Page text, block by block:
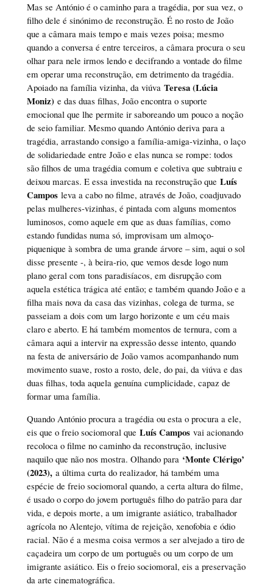
Mas se António é o caminho para a tragédia, por sua vez, o
filho dele é sinónimo de reconstrução. É no rosto de João
que a câmara mais tempo e mais vezes poisa; mesmo
quando a conversa é entre terceiros, a câmara procura o seu
olhar para nele irmos lendo e decifrando a vontade do filme
em operar uma reconstrução, em detrimento da tragédia.
Apoiado na família vizinha, da viúva Teresa (Lúcia
Moniz)e das duas filhas, João encontra o suporte
emocional que lhe permite ir saboreando um pouco a noção
de seio familiar. Mesmo quando António deriva para a
tragédia, arrastando consigo a família-amiga-vizinha, o laço
de solidariedade entre João e elas nunca se rompe: todos
são filhos de uma tragédia comum e coletiva que subtraiu e
deixou marcas. E essa investida na reconstrução que Luís
Camposleva a cabo no filme, através de João, coadjuvado
pelas mulheres-vizinhas, é pintada com alguns momentos
luminosos, como aquele em que as duas famílias, como
estando fundidas numa só, improvisam um almoço-
piquenique à sombra de uma grande árvore – sim, aqui o sol
disse presente -, à beira-rio, que vemos desde logo num
plano geral com tons paradisíacos, em disrupção com
aquela estética trágica até então; e também quando João e a
filha mais nova da casa das vizinhas, colega de turma, se
passeiam a dois com um largo horizonte e um céu mais
claro e aberto. E há também momentos de ternura, com a
câmara aqui a intervir na expressão desse intento, quando
na festa de aniversário de João vamos acompanhando num
movimento suave, rosto a rosto, dele, do pai, da viúva e das
duas filhas, toda aquela genuína cumplicidade, capaz de
formar uma família.
Quando António procura a tragédia ou esta o procura a ele,
eis que o freio sociomoral que Luís Camposvai acionando
recoloca o filme no caminho da reconstrução, inclusive
naquilo que não nos mostra. Olhando para ‘Monte Clérigo’
(2023),a última curta do realizador, há também uma
espécie de freio sociomoral quando, a certa altura do filme,
é usado o corpo do jovem português filho do patrão para dar
vida, e depois morte, a um imigrante asiático, trabalhador
agrícola no Alentejo, vítima de rejeição, xenofobia e ódio
racial. Não é a mesma coisa vermos a ser alvejado a tiro de
caçadeira um corpo de um português ou um corpo de um
imigrante asiático. Eis o freio sociomoral, eis a preservação
da arte cinematográfica.